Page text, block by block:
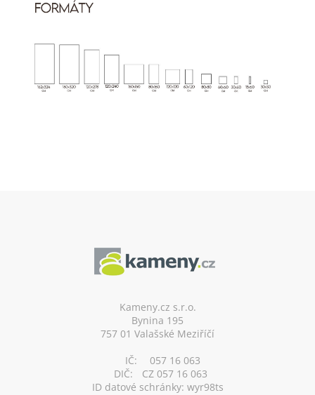
Kameny.cz s.r.o.
Bynina 195
757 01 Valašské Meziříčí
IČ:
057 16 063
DIČ:
CZ 057 16 063
ID datové schránky: wyr98ts